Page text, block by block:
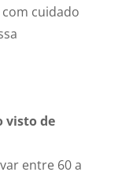
cuidado
visto de
entre 60 a